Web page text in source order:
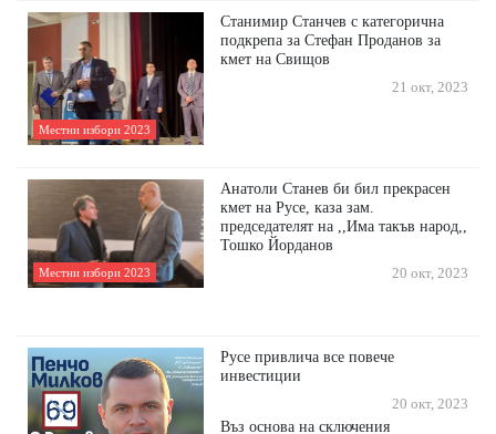
Местни избори 2023
Станимир Станчев с категорична
подкрепа за Стефан Проданов за
кмет на Свищов
21 окт, 2023
Местни избори 2023
Анатоли Станев би бил прекрасен
кмет на Русе, каза зам.
председателят на ,,Има такъв народ,,
Тошко Йорданов
20 окт, 2023
Русе привлича все повече
инвестиции
20 окт, 2023
Въз основа на сключения